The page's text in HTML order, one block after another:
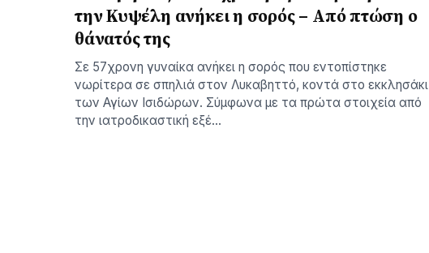
την Κυψέλη ανήκει η σορός – Από πτώση ο
θάνατός της
Σε 57χρονη γυναίκα ανήκει η σορός που εντοπίστηκε
νωρίτερα σε σπηλιά στον Λυκαβηττό, κοντά στο εκκλησάκι
των Αγίων Ισιδώρων. Σύμφωνα με τα πρώτα στοιχεία από
την ιατροδικαστική εξέ…